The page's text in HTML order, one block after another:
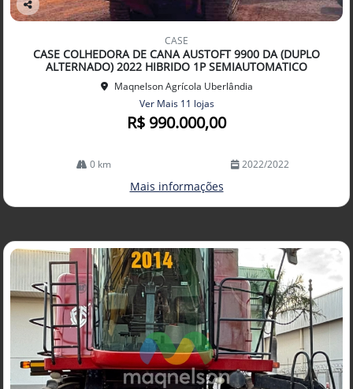
Co
lhe
CASE
CASE COLHEDORA DE CANA AUSTOFT 9900 DA (DUPLO
ALTERNADO) 2022 HIBRIDO 1P SEMIAUTOMATICO
Maqnelson Agrícola Uberlândia
Ver Mais 11 lojas
R$ 990.000,00
0 km 2022/2022
Mais informações